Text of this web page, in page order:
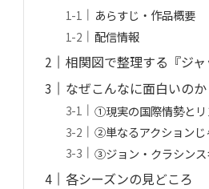
あらすじ・作品概要
配信情報
相関図で整理する『ジャ
なぜこんなに面白いの
①現実の国際情勢とリ
②単なるアクションじ
③ジョン・クラシン
各シーズンの見どころ